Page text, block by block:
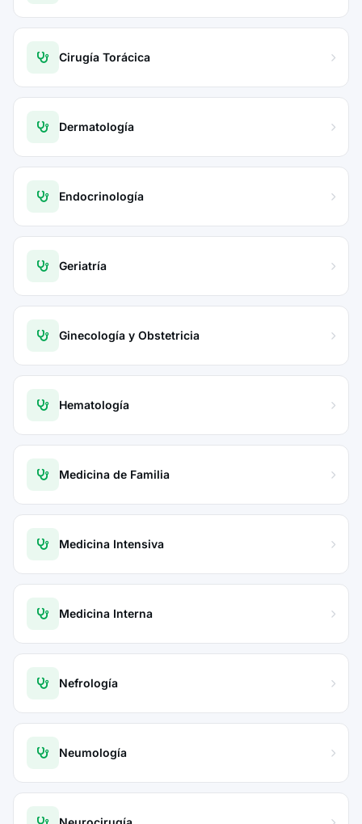
Cirugía Torácica
Dermatología
Endocrinología
Geriatría
Ginecología y Obstetricia
Hematología
Medicina de Familia
Medicina Intensiva
Medicina Interna
Nefrología
Neumología